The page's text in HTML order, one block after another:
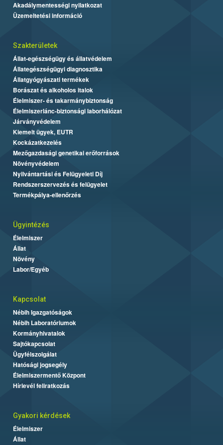
Akadálymentességi nyilatkozat
Üzemeltetési információ
Szakterületek
Állat-egészségügy és állatvédelem
Állategészségügyi diagnosztika
Állatgyógyászati termékek
Borászat és alkoholos italok
Élelmiszer- és takarmánybiztonság
Élelmiszerlánc-biztonsági laborhálózat
Járványvédelem
Kiemelt ügyek, EUTR
Kockázatkezelés
Mezőgazdasági genetikai erőforrások
Növényvédelem
Nyilvántartási és Felügyeleti Díj
Rendszerszervezés és felügyelet
Termékpálya-ellenőrzés
Ügyintézés
Élelmiszer
Állat
Növény
Labor/Egyéb
Kapcsolat
Nébih Igazgatóságok
Nébih Laboratóriumok
Kormányhivatalok
Sajtókapcsolat
Ügyfélszolgálat
Hatósági jogsegély
Élelmiszermentő Központ
Hírlevél feliratkozás
Gyakori kérdések
Élelmiszer
Állat